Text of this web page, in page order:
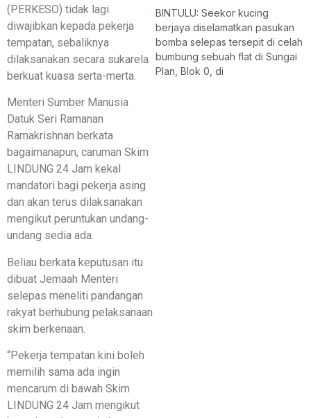
(PERKESO) tidak lagi
diwajibkan kepada pekerja
tempatan, sebaliknya
dilaksanakan secara sukarela
berkuat kuasa serta-merta.
Menteri Sumber Manusia
Datuk Seri Ramanan
Ramakrishnan berkata
bagaimanapun, caruman Skim
LINDUNG 24 Jam kekal
mandatori bagi pekerja asing
dan akan terus dilaksanakan
mengikut peruntukan undang-
undang sedia ada.
Beliau berkata keputusan itu
dibuat Jemaah Menteri
selepas meneliti pandangan
rakyat berhubung pelaksanaan
skim berkenaan.
“Pekerja tempatan kini boleh
memilih sama ada ingin
mencarum di bawah Skim
LINDUNG 24 Jam mengikut
BINTULU: Seekor kucing
berjaya diselamatkan pasukan
bomba selepas tersepit di celah
bumbung sebuah flat di Sungai
Plan, Blok 0, di